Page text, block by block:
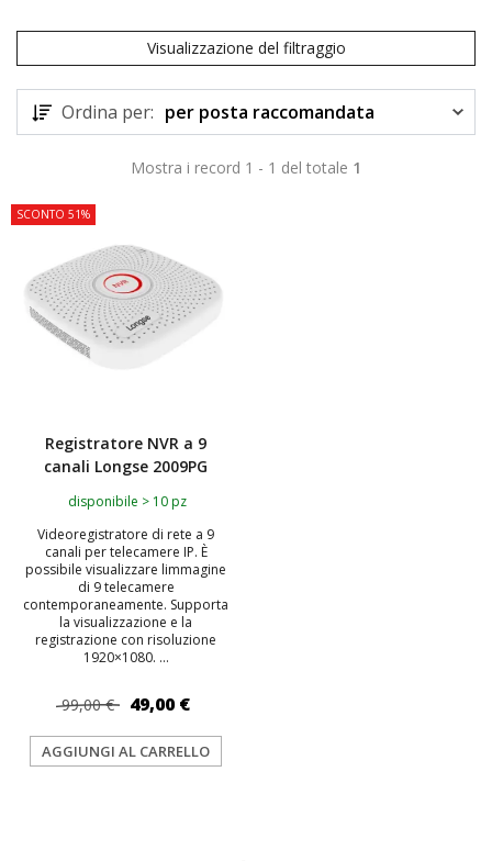
Visualizzazione del filtraggio
Ordina per: per posta raccomandata
Mostra i record 1 - 1 del totale 1
SCONTO 51%
Registratore NVR a 9
canali Longse 2009PG
disponibile > 10 pz
Videoregistratore di rete a 9
canali per telecamere IP. È
possibile visualizzare limmagine
di 9 telecamere
contemporaneamente. Supporta
la visualizzazione e la
registrazione con risoluzione
1920×1080. ...
99,00 € 49,00 €
AGGIUNGI AL CARRELLO